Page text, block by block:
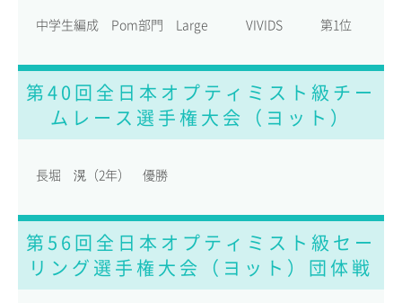
1日の流れ
制服紹介
進学・進路
学友会
入試・入学案内
入試要項
中学生編成 Pom部門 Large VIVIDS 第1位
第40回全日本オプティミスト級チー
ムレース選手権大会（ヨット）
長堀 滉（2年） 優勝
第56回全日本オプティミスト級セー
リング選手権大会（ヨット）団体戦